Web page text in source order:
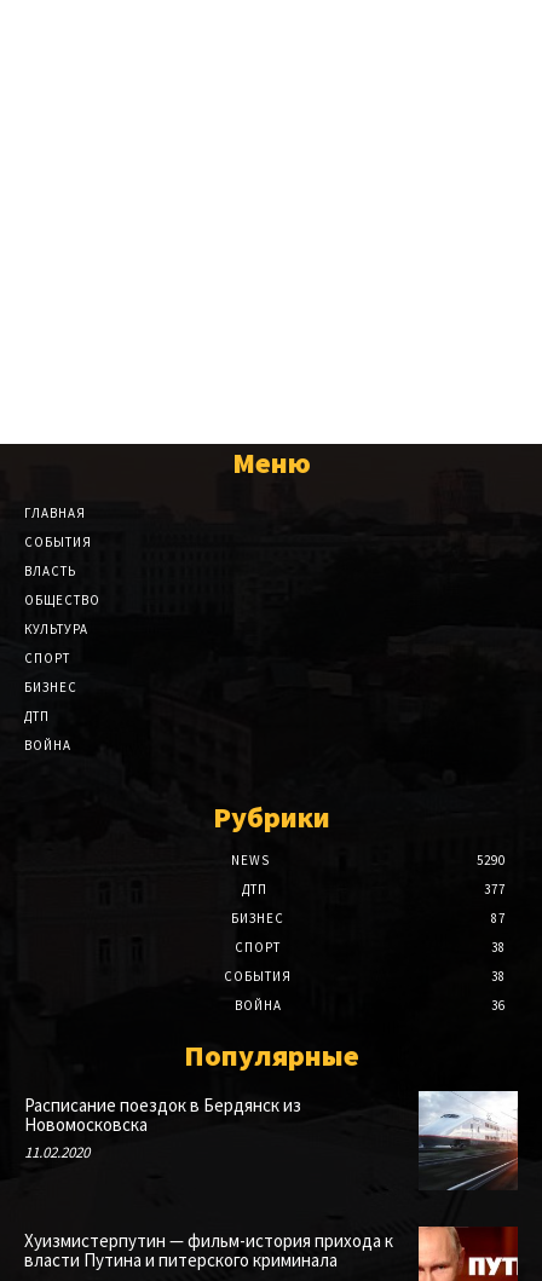
Меню
ГЛАВНАЯ
СОБЫТИЯ
ВЛАСТЬ
ОБЩЕСТВО
КУЛЬТУРА
СПОРТ
БИЗНЕС
ДТП
ВОЙНА
Рубрики
NEWS
5290
ДТП
377
БИЗНЕС
87
СПОРТ
38
СОБЫТИЯ
38
ВОЙНА
36
Популярные
Расписание поездок в Бердянск из
Новомосковска
11.02.2020
Хуизмистерпутин — фильм-история прихода к
власти Путина и питерского криминала